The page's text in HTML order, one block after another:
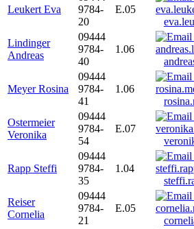
Leukert Eva
9784-
20
E.05
Lindinger
Andreas
09444
9784-
40
1.06
Meyer Rosina
09444
9784-
41
1.06
Ostermeier
Veronika
09444
9784-
54
E.07
Rapp Steffi
09444
9784-
35
1.04
Reiser
Cornelia
09444
9784-
21
E.05